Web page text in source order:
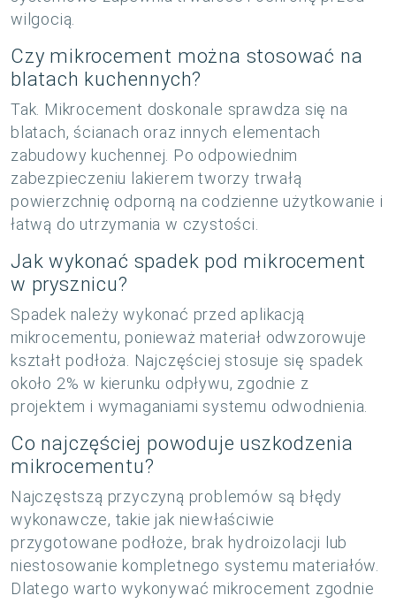
wilgocią.
Czy mikrocement można stosować na
blatach kuchennych?
Tak. Mikrocement doskonale sprawdza się na
blatach, ścianach oraz innych elementach
zabudowy kuchennej. Po odpowiednim
zabezpieczeniu lakierem tworzy trwałą
powierzchnię odporną na codzienne użytkowanie i
łatwą do utrzymania w czystości.
Jak wykonać spadek pod mikrocement
w prysznicu?
Spadek należy wykonać przed aplikacją
mikrocementu, ponieważ materiał odwzorowuje
kształt podłoża. Najczęściej stosuje się spadek
około 2% w kierunku odpływu, zgodnie z
projektem i wymaganiami systemu odwodnienia.
Co najczęściej powoduje uszkodzenia
mikrocementu?
Najczęstszą przyczyną problemów są błędy
wykonawcze, takie jak niewłaściwie
przygotowane podłoże, brak hydroizolacji lub
niestosowanie kompletnego systemu materiałów.
Dlatego warto wykonywać mikrocement zgodnie